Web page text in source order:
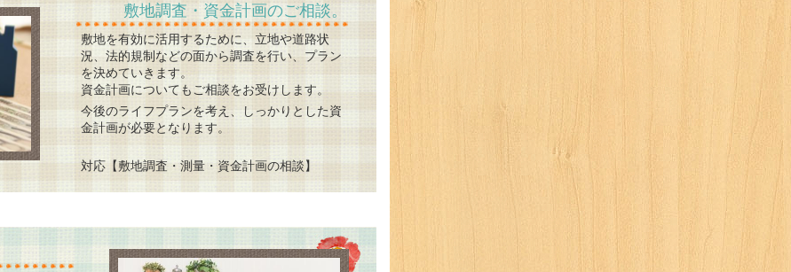
敷地調査・資金計画のご相談。
敷地を有効に活用するために、立地や道路状
況、法的規制などの面から調査を行い、プラン
を決めていきます。
資金計画についてもご相談をお受けします。
今後のライフプランを考え、しっかりとした資
金計画が必要となります。
対応【敷地調査・測量・資金計画の相談】